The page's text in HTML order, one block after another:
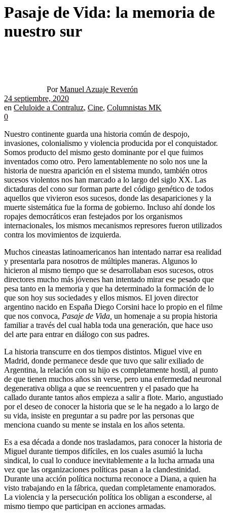
Pasaje de Vida: la memoria de
nuestro sur
Por Manuel Azuaje Reverón
24 septiembre, 2020
en Celuloide a Contraluz, Cine, Columnistas MK
0
Nuestro continente guarda una historia común de despojo,
invasiones, colonialismo y violencia producida por el conquistador.
Somos producto del mismo gesto dominante por el que fuimos
inventados como otro. Pero lamentablemente no solo nos une la
historia de nuestra aparición en el sistema mundo, también otros
sucesos violentos nos han marcado a lo largo del siglo XX. Las
dictaduras del cono sur forman parte del código genético de todos
aquellos que vivieron esos sucesos, donde las desapariciones y la
muerte sistemática fue la forma de gobierno. Incluso ahí donde los
ropajes democráticos eran festejados por los organismos
internacionales, los mismos mecanismos represores fueron utilizados
contra los movimientos de izquierda.
Muchos cineastas latinoamericanos han intentado narrar esa realidad
y presentarla para nosotros de múltiples maneras. Algunos lo
hicieron al mismo tiempo que se desarrollaban esos sucesos, otros
directores mucho más jóvenes han intentado mirar ese pesado que
pesa tanto en la memoria y que ha determinado la formación de lo
que son hoy sus sociedades y ellos mismos. El joven director
argentino nacido en España Diego Corsini hace lo propio en el filme
que nos convoca, Pasaje de Vida, un homenaje a su propia historia
familiar a través del cual habla toda una generación, que hace uso
del arte para entrar en diálogo con sus padres.
La historia transcurre en dos tiempos distintos. Miguel vive en
Madrid, donde permanece desde que tuvo que salir exiliado de
Argentina, la relación con su hijo es completamente hostil, al punto
de que tienen muchos años sin verse, pero una enfermedad neuronal
degenerativa obliga a que se reencuentren y el pasado que ha
callado durante tantos años empieza a salir a flote. Mario, angustiado
por el deseo de conocer la historia que se le ha negado a lo largo de
su vida, insiste en preguntar a su padre por las personas que
menciona cuando su mente se instala en los años setenta.
Es a esa década a donde nos trasladamos, para conocer la historia de
Miguel durante tiempos difíciles, en los cuales asumió la lucha
sindical, lo cual lo conduce inevitablemente a la lucha armada una
vez que las organizaciones políticas pasan a la clandestinidad.
Durante una acción política nocturna reconoce a Diana, a quien ha
visto trabajando en la fábrica, quedan completamente enamorados.
La violencia y la persecución política los obligan a esconderse, al
mismo tiempo que participan en acciones armadas.